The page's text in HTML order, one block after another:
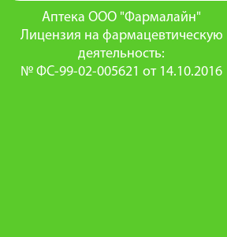
Аптека ООО "Фармалайн"
Лицензия на фармацевтическую
деятельность:
№ ФС-99-02-005621 от 14.10.2016